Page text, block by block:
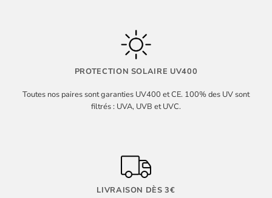
PROTECTION SOLAIRE UV400
Toutes nos paires sont garanties UV400 et CE. 100% des UV sont
filtrés : UVA, UVB et UVC.
LIVRAISON DÈS 3€